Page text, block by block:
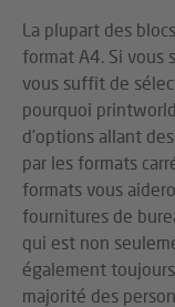
La plupart des
format A4. Si vous
vous suffit de
pourquoi
d’options allant
par les formats
formats vous
fournitures de
qui est non
également
majorité des